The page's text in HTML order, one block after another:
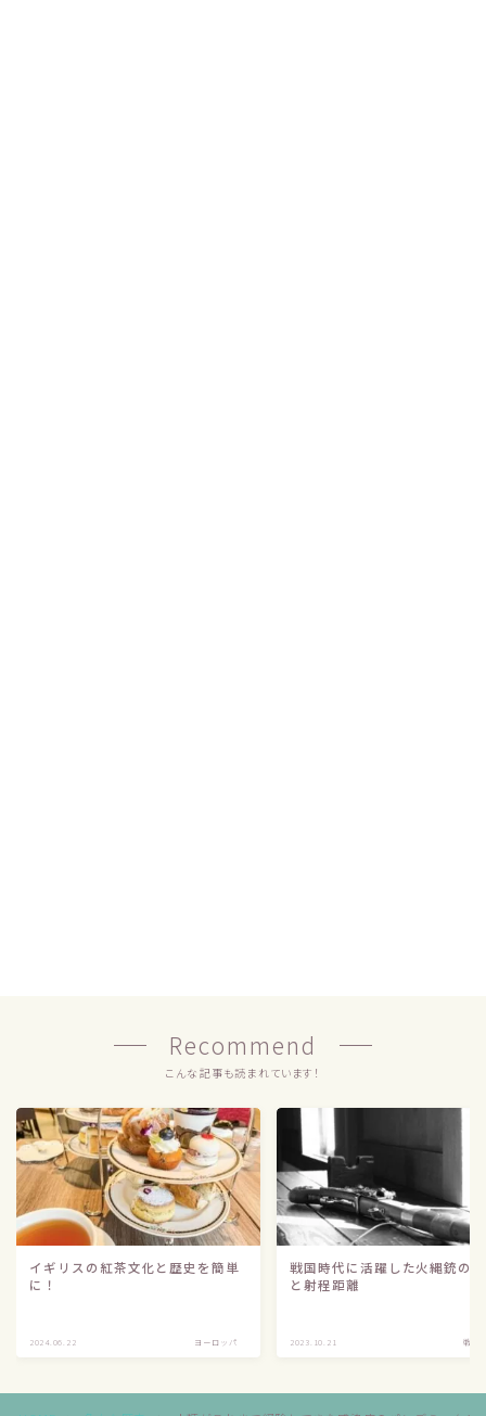
Recommend
こんな記事も読まれています！
イギリスの紅茶文化と歴史を簡単
に！
2024.06.22 ヨーロッパ
戦国時代に活躍した火縄銃の
と射程距離
2023.10.21 戦国